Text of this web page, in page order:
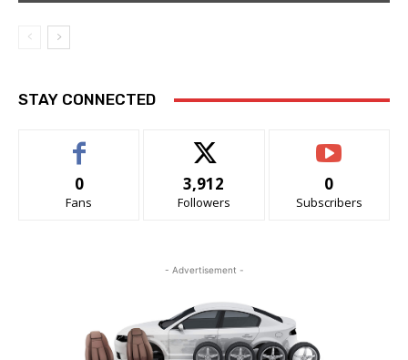
STAY CONNECTED
0
Fans
3,912
Followers
0
Subscribers
- Advertisement -